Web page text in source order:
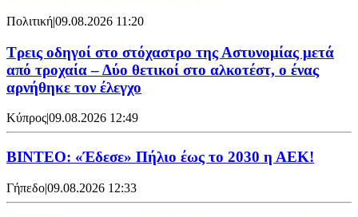
Πολιτική|09.08.2026 11:20
Τρεις οδηγοί στο στόχαστρο της Αστυνομίας μετά
από τροχαία – Δύο θετικοί στο αλκοτέστ, ο ένας
αρνήθηκε τον έλεγχο
Κύπρος|09.08.2026 12:49
ΒΙΝΤΕΟ: «Έδεσε» Πήλιο έως το 2030 η ΑΕΚ!
Γήπεδο|09.08.2026 12:33